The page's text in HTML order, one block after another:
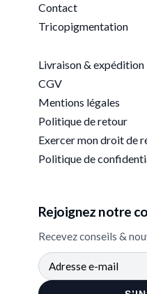
Contact
Tricopigmentation
Livraison & expédition
CGV
Mentions légales
Politique de retour
Exercer mon droit de
Politique de
Rejoignez notre
Recevez conseils &